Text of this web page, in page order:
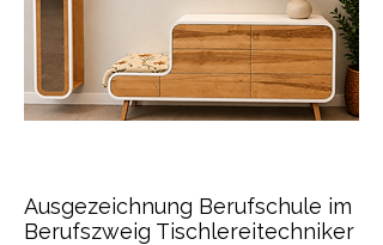
Ausgezeichnung Berufschule im
Berufszweig Tischlereitechniker